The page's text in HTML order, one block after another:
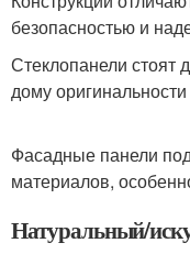
безопасностью и
Стеклопанели стоят
дому
Фасадные панели
материалов,
Натуральный/